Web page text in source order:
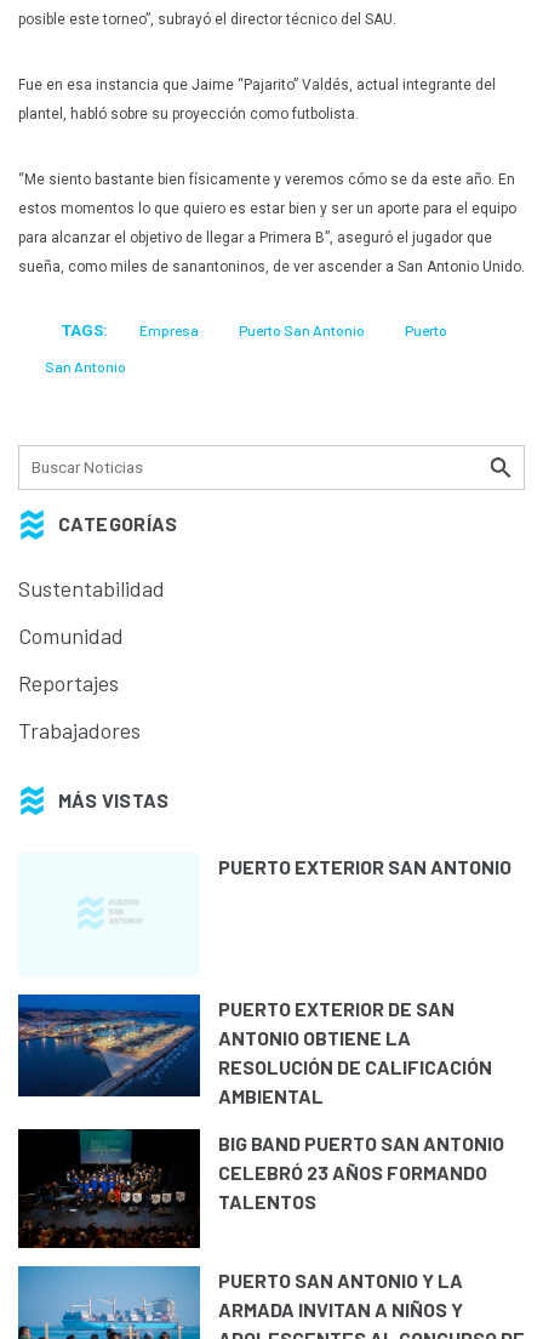
CATEGORÍAS
Sustentabilidad
Comunidad
Reportajes
Trabajadores
MÁS VISTAS
PUERTO EXTERIOR SAN ANTONIO
PUERTO EXTERIOR DE SAN
ANTONIO OBTIENE LA
RESOLUCIÓN DE CALIFICACIÓN
AMBIENTAL
BIG BAND PUERTO SAN ANTONIO
CELEBRÓ 23 AÑOS FORMANDO
TALENTOS
PUERTO SAN ANTONIO Y LA
ARMADA INVITAN A NIÑOS Y
posible este torneo”, subrayó el director técnico del SAU.
Fue en esa instancia que Jaime “Pajarito” Valdés, actual integrante del
plantel, habló sobre su proyección como futbolista.
“Me siento bastante bien físicamente y veremos cómo se da este año. En
estos momentos lo que quiero es estar bien y ser un aporte para el equipo
para alcanzar el objetivo de llegar a Primera B”, aseguró el jugador que
sueña, como miles de sanantoninos, de ver ascender a San Antonio Unido.
TAGS: Empresa Puerto San Antonio Puerto
San Antonio